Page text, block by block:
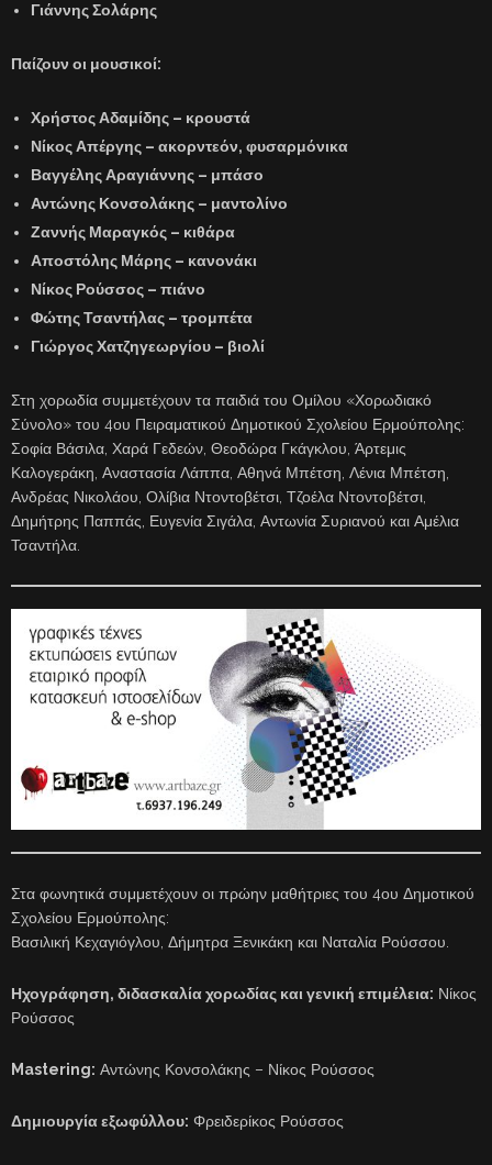
Γιάννης Σολάρης
Παίζουν οι μουσικοί:
Χρήστος Αδαμίδης – κρουστά
Νίκος Απέργης – ακορντεόν, φυσαρμόνικα
Βαγγέλης Αραγιάννης – μπάσο
Αντώνης Κονσολάκης – μαντολίνο
Ζαννής Μαραγκός – κιθάρα
Αποστόλης Μάρης – κανονάκι
Νίκος Ρούσσος – πιάνο
Φώτης Τσαντήλας – τρομπέτα
Γιώργος Χατζηγεωργίου – βιολί
Στη χορωδία συμμετέχουν τα παιδιά του Ομίλου «Χορωδιακό
Σύνολο» του 4ου Πειραματικού Δημοτικού Σχολείου Ερμούπολης:
Σοφία Βάσιλα, Χαρά Γεδεών, Θεοδώρα Γκάγκλου, Άρτεμις
Καλογεράκη, Αναστασία Λάππα, Αθηνά Μπέτση, Λένια Μπέτση,
Ανδρέας Νικολάου, Ολίβια Ντοντοβέτσι, Τζοέλα Ντοντοβέτσι,
Δημήτρης Παππάς, Ευγενία Σιγάλα, Αντωνία Συριανού και Αμέλια
Τσαντήλα.
Στα φωνητικά συμμετέχουν οι πρώην μαθήτριες του 4ου Δημοτικού
Σχολείου Ερμούπολης:
Βασιλική Κεχαγιόγλου, Δήμητρα Ξενικάκη και Ναταλία Ρούσσου.
Ηχογράφηση, διδασκαλία χορωδίας και γενική επιμέλεια: Νίκος
Ρούσσος
Mastering: Αντώνης Κονσολάκης – Νίκος Ρούσσος
Δημιουργία εξωφύλλου: Φρειδερίκος Ρούσσος